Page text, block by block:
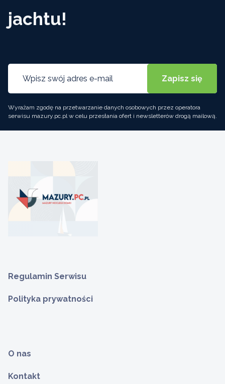
jachtu!
Wyrażam zgodę na przetwarzanie danych osobowych przez operatora
serwisu mazury.pc.pl w celu przesłania ofert i newsletterów drogą mailową.
Regulamin Serwisu
Polityka prywatności
O nas
Kontakt